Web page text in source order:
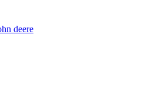
deere